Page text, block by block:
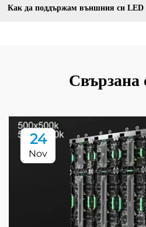
Как да поддържам външния си LED
Свързана
24
Nov